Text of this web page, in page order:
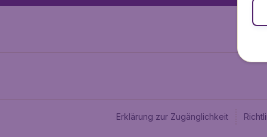
Erklärung zur Zugänglichkeit